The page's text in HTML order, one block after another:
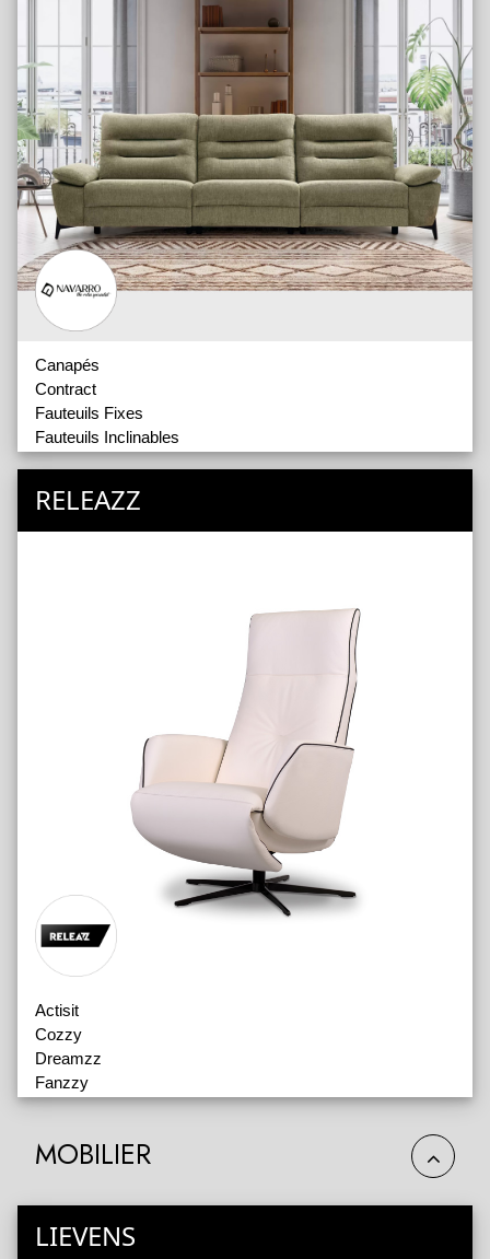
Canapés
Contract
Fauteuils Fixes
Fauteuils Inclinables
RELEAZZ
Actisit
Cozzy
Dreamzz
Fanzzy
Feelz
Modena
MOBILIER
LIEVENS